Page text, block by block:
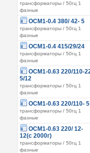
трансформаторы / 50гц 1
фазные
ОСМ1-0.4 380/ 42- 5
трансформаторы / 50гц 1
фазные
ОСМ1-0.4 415/29/24
трансформаторы / 50гц 1
фазные
ОСМ1-0.63 220/110-
5/12
трансформаторы / 50гц 1
фазные
ОСМ1-0.63 220/110- 5
трансформаторы / 50гц 1
фазные
ОСМ1-0.63 220/ 12-
12(с 2000г)
трансформаторы / 50гц 1
фазные